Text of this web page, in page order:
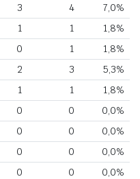
3 4
7,0%
1 1
1,8%
0 1
1,8%
2 3
5,3%
1 1
1,8%
0 0
0,0%
0 0
0,0%
0 0
0,0%
0 0
0,0%